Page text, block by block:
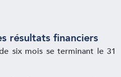
résultats financiers
six mois se terminant le 31